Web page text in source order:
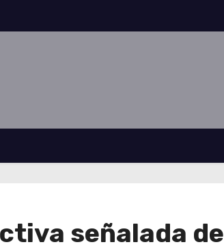
señalada de